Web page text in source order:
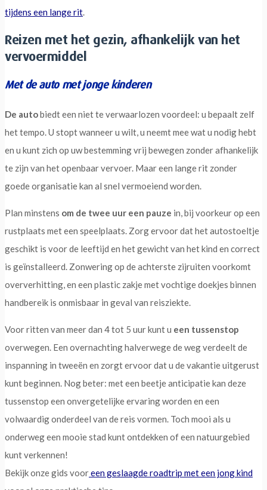
tijdens een lange rit.
Reizen met het gezin, afhankelijk van het
vervoermiddel
Met de auto met jonge kinderen
De autobiedt een niet te verwaarlozen voordeel: u bepaalt zelf
het tempo. U stopt wanneer u wilt, u neemt mee wat u nodig hebt
en u kunt zich op uw bestemming vrij bewegen zonder afhankelijk
te zijn van het openbaar vervoer. Maar een lange rit zonder
goede organisatie kan al snel vermoeiend worden.
Plan minstens om de twee uur een pauze in, bij voorkeur op een
rustplaats met een speelplaats. Zorg ervoor dat het autostoeltje
geschikt is voor de leeftijd en het gewicht van het kind en correct
is geïnstalleerd. Zonwering op de achterste zijruiten voorkomt
oververhitting, en een plastic zakje met vochtige doekjes binnen
handbereik is onmisbaar in geval van reisziekte.
Voor ritten van meer dan 4 tot 5 uur kunt u een tussenstop
overwegen. Een overnachting halverwege de weg verdeelt de
inspanning in tweeën en zorgt ervoor dat u de vakantie uitgerust
kunt beginnen. Nog beter: met een beetje anticipatie kan deze
tussenstop een onvergetelijke ervaring worden en een
volwaardig onderdeel van de reis vormen. Toch mooi als u
onderweg een mooie stad kunt ontdekken of een natuurgebied
kunt verkennen!
Bekijk onze gids vooreen geslaagde roadtrip met een jong kind